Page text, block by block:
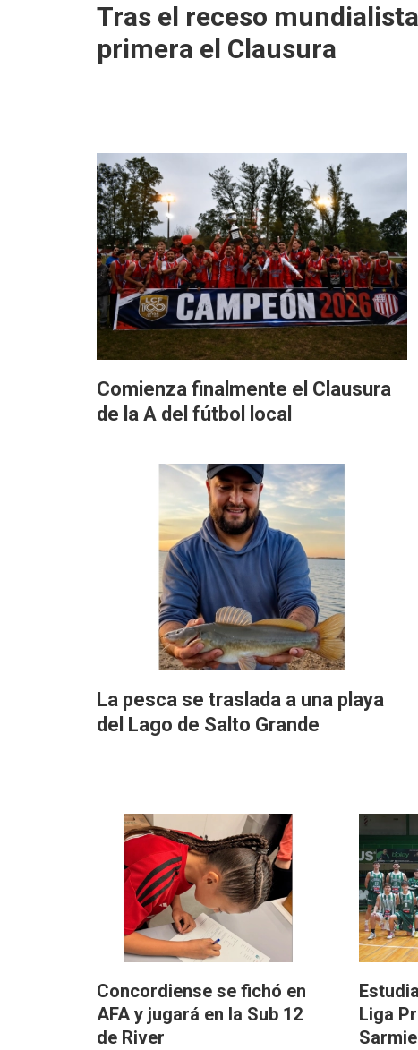
Tras el receso
primera el Clausura
Comienza finalmente el Clausura
de la A del fútbol local
La pesca se traslada a una playa
del Lago de Salto Grande
Concordiense se fichó en
AFA y jugará en la Sub 12
de River
Liga